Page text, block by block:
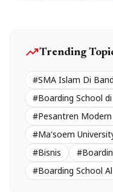
trending_upTrending
#SMA Islam Di
#Boarding School
#Pesantren
#Ma'soem
#Bisnis
#Boarding School